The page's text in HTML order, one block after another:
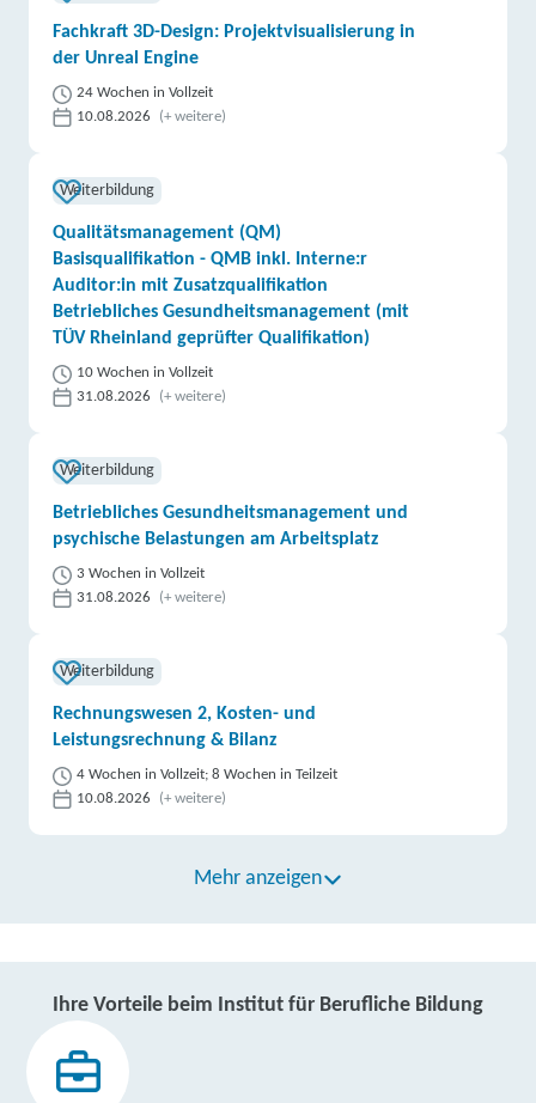
Fachkraft 3D-Design: Projektvisualisierung in
der Unreal Engine
24 Wochen in Vollzeit
10.08.2026
(+ weitere)
Weiterbildung
Qualitätsmanagement (QM)
Basisqualifikation - QMB inkl. Interne:r
Auditor:in mit Zusatzqualifikation
Betriebliches Gesundheitsmanagement (mit
TÜV Rheinland geprüfter Qualifikation)
10 Wochen in Vollzeit
31.08.2026
(+ weitere)
Weiterbildung
Betriebliches Gesundheitsmanagement und
psychische Belastungen am Arbeitsplatz
3 Wochen in Vollzeit
31.08.2026
(+ weitere)
Weiterbildung
Rechnungswesen 2, Kosten- und
Leistungsrechnung & Bilanz
4 Wochen in Vollzeit; 8 Wochen in Teilzeit
10.08.2026
(+ weitere)
Mehr anzeigen
Ihre Vorteile beim Institut für Berufliche Bildung